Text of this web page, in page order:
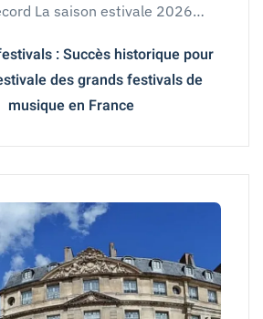
La saison estivale 2026…
: Succès historique pour
des grands festivals de
musique en France